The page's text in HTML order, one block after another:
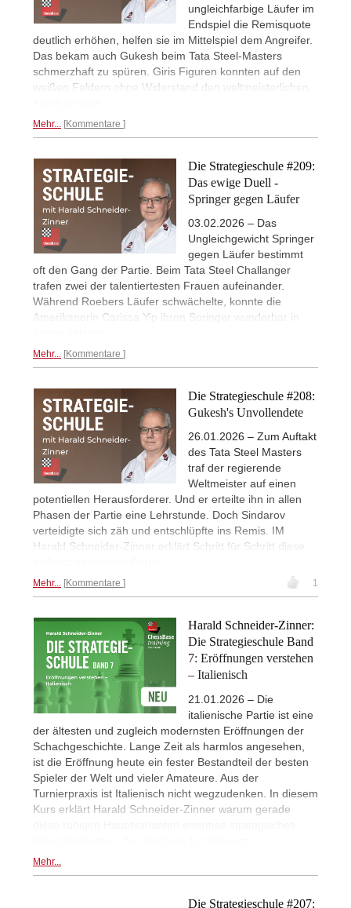
ungleichfarbige Läufer im
Endspiel die Remisquote
deutlich erhöhen, helfen sie im Mittelspiel dem Angreifer.
Das bekam auch Gukesh beim Tata Steel-Masters
schmerzhaft zu spüren. Giris Figuren konnten auf den
weißen Feldern ohne Widerstand den weltmeisterlichen
Mehr... Kommentare
Die Strategieschule #209:
Das ewige Duell -
Springer gegen Läufer
03.02.2026 – Das
Ungleichgewicht Springer
gegen Läufer bestimmt
oft den Gang der Partie. Beim Tata Steel Challanger
trafen zwei der talentiertesten Frauen aufeinander.
Während Roebers Läufer schwächelte, konnte die
Amerikanerin Carissa Yip ihren Springer wunderbar in
Mehr... Kommentare
Die Strategieschule #208:
Gukesh's Unvollendete
26.01.2026 – Zum Auftakt
des Tata Steel Masters
traf der regierende
Weltmeister auf einen
potentiellen Herausforderer. Und er erteilte ihn in allen
Phasen der Partie eine Lehrstunde. Doch Sindarov
verteidigte sich zäh und entschlüpfte ins Remis. IM
Harald Schneider-Zinner erklärt Schritt für Schritt diese
Mehr... Kommentare 1
Harald Schneider-Zinner:
Die Strategieschule Band
7: Eröffnungen verstehen
– Italienisch
21.01.2026 – Die
italienische Partie ist eine
der ältesten und zugleich modernsten Eröffnungen der
Schachgeschichte. Lange Zeit als harmlos angesehen,
ist die Eröffnung heute ein fester Bestandteil der besten
Spieler der Welt und vieler Amateure. Aus der
Turnierpraxis ist Italienisch nicht wegzudenken. In diesem
Kurs erklärt Harald Schneider-Zinner warum gerade
Mehr...
Die Strategieschule #207: